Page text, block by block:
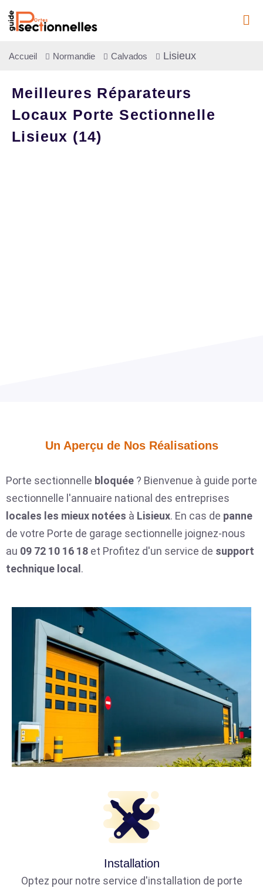
Accueil Normandie Calvados Lisieux
Meilleures Réparateurs
Locaux Porte Sectionnelle
Lisieux (14)
Un Aperçu de Nos Réalisations​
Porte sectionnelle bloquée ? Bienvenue à guide porte
sectionnelle l'annuaire national des entreprises
locales les mieux notées à Lisieux. En cas de panne
de votre Porte de garage sectionnelle joignez-nous
au 09 72 10 16 18 et Profitez d'un service de support
technique local .
Installation
Optez pour notre service d'installation de porte